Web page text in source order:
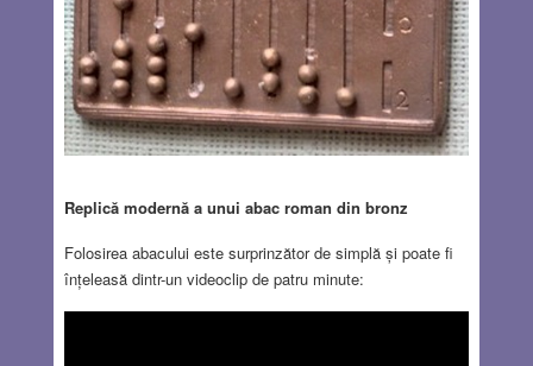
Replică modernă a unui abac roman din bronz
Folosirea abacului este surprinzător de simplă și poate fi
înțeleasă dintr-un videoclip de patru minute: